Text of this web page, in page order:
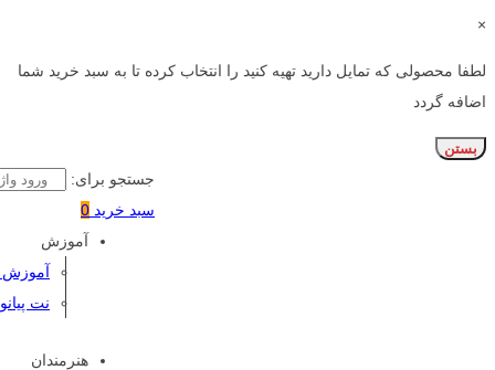
×
لطفا محصولی که تمایل دارید تهیه کنید را انتخاب کرده تا به سبد خرید شما
اضافه گردد
بستن
جستجو برای:
سبد خرید 0
آموزش
آموزش
نت پیانو
هنرمندان